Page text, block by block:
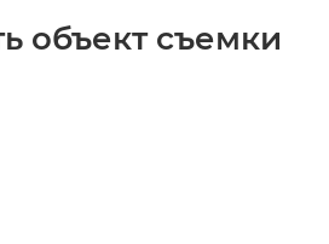
объект съемки